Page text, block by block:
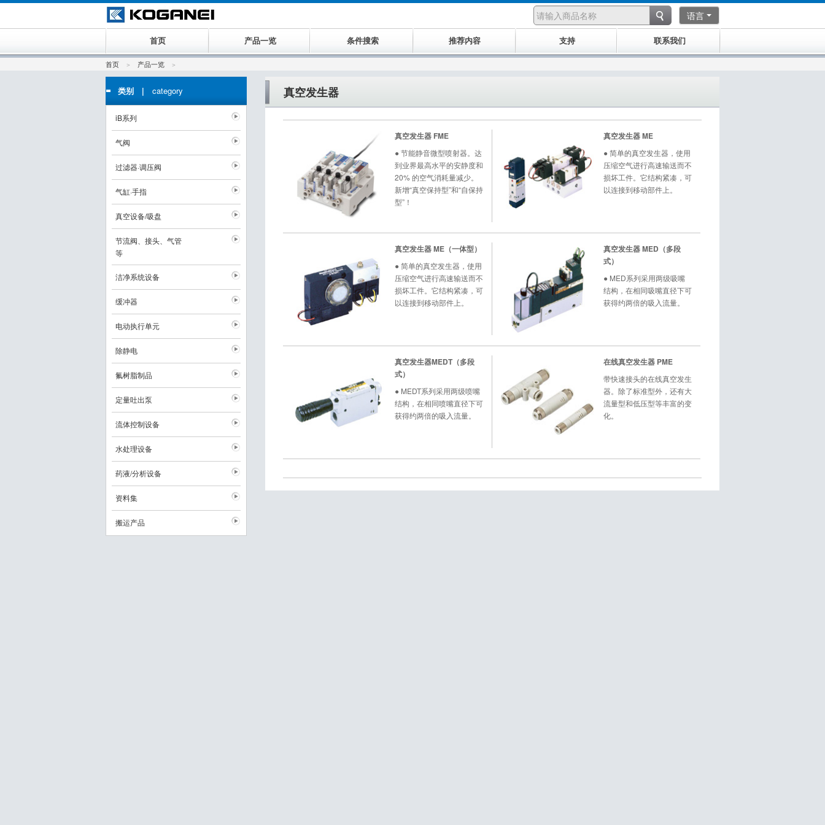
语言
首页 产品一览 条件搜索 推荐内容 支持 联系我们
首页 产品一览
真空发生器
真空发生器 FME
● 节能静音微型喷射器。达
到业界最高水平的安静度和
20% 的空气消耗量减少。
新增“真空保持型”和“自保持
型”！
真空发生器 ME
● 简单的真空发生器，使用
压缩空气进行高速输送而不
损坏工件。它结构紧凑，可
以连接到移动部件上。
真空发生器 ME（一体型）
● 简单的真空发生器，使用
压缩空气进行高速输送而不
损坏工件。它结构紧凑，可
以连接到移动部件上。
真空发生器 MED（多段
式）
● MED系列采用两级吸嘴
结构，在相同吸嘴直径下可
获得约两倍的吸入流量。
真空发生器MEDT（多段
式）
● MEDT系列采用两级喷嘴
结构，在相同喷嘴直径下可
获得约两倍的吸入流量。
在线真空发生器 PME
带快速接头的在线真空发生
器。除了标准型外，还有大
流量型和低压型等丰富的变
化。
类别 | category
iB系列
气阀
过滤器·调压阀
气缸·手指
真空设备/吸盘
节流阀、接头、气管
等
洁净系统设备
缓冲器
电动执行单元
除静电
氟树脂制品
定量吐出泵
流体控制设备
水处理设备
药液/分析设备
资料集
搬运产品